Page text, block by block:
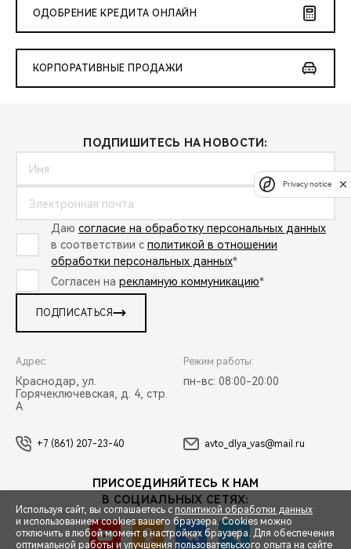
ОДОБРЕНИЕ КРЕДИТА ОНЛАЙН
КОРПОРАТИВНЫЕ ПРОДАЖИ
ПОДПИШИТЕСЬ НА НОВОСТИ:
Даю согласие на обработку персональных данных
в соответствии с политикой в отношении
обработки персональных данных*
Согласен на рекламную коммуникацию*
ПОДПИСАТЬСЯ
Адрес:
Краснодар, ул.
Горячеключевская, д. 4, стр.
А
Режим работы:
пн-вс: 08:00-20:00
+7 (861) 207-23-40 avto_dlya_vas@mail.ru
ПРИСОЕДИНЯЙТЕСЬ К НАМ
В СОЦИАЛЬНЫХ СЕТЯХ:
Используя сайт, вы соглашаетесь с политикой обработки данных
и использованием cookies вашего браузера. Cookies можно
отключить в любой момент в настройках браузера. Для обеспечения
оптимальной работы и улучшения пользовательского опыта на сайте
Privacy notice